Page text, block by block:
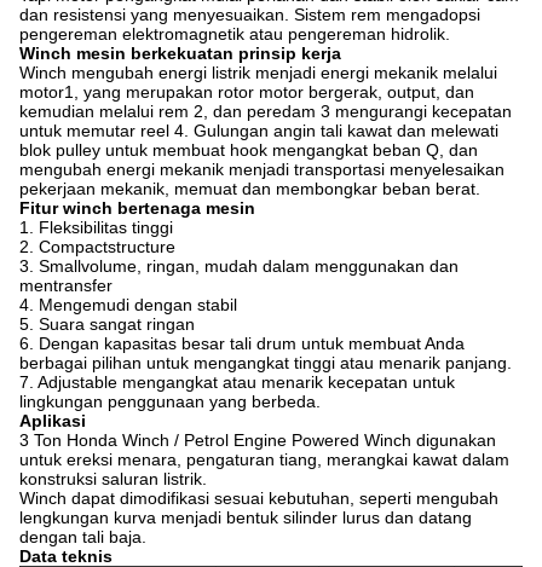
dan resistensi yang menyesuaikan. Sistem rem mengadopsi
pengereman elektromagnetik atau pengereman hidrolik.
Winch mesin berkekuatan prinsip kerja
Winch mengubah energi listrik menjadi energi mekanik melalui
motor1, yang merupakan rotor motor bergerak, output, dan
kemudian melalui rem 2, dan peredam 3 mengurangi kecepatan
untuk memutar reel 4. Gulungan angin tali kawat dan melewati
blok pulley untuk membuat hook mengangkat beban Q, dan
mengubah energi mekanik menjadi transportasi menyelesaikan
pekerjaan mekanik, memuat dan membongkar beban berat.
Fitur winch bertenaga mesin
1. Fleksibilitas tinggi
2. Compactstructure
3. Smallvolume, ringan, mudah dalam menggunakan dan
mentransfer
4. Mengemudi dengan stabil
5. Suara sangat ringan
6. Dengan kapasitas besar tali drum untuk membuat Anda
berbagai pilihan untuk mengangkat tinggi atau menarik panjang.
7. Adjustable mengangkat atau menarik kecepatan untuk
lingkungan penggunaan yang berbeda.
Aplikasi
3 Ton Honda Winch / Petrol Engine Powered Winch digunakan
untuk ereksi menara, pengaturan tiang, merangkai kawat dalam
konstruksi saluran listrik.
Winch dapat dimodifikasi sesuai kebutuhan, seperti mengubah
lengkungan kurva menjadi bentuk silinder lurus dan datang
dengan tali baja.
Data teknis